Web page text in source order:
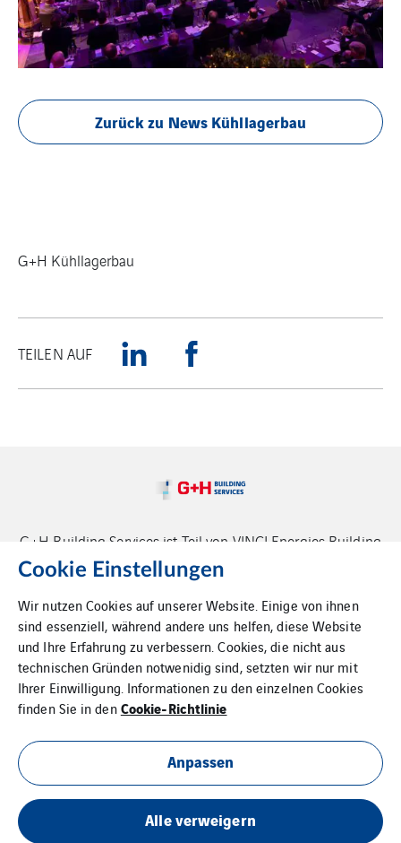
Zurück zu News Kühllagerbau
G+H Kühllagerbau
TEILEN AUF
G+H Building Services ist Teil von VINCI Energies Building
Solutions
Kontakt
Datenschutz
Impressum
Cookie Einstellungen
Wir nutzen Cookies auf unserer Website. Einige von ihnen
sind essenziell, während andere uns helfen, diese Website
und Ihre Erfahrung zu verbessern. Cookies, die nicht aus
technischen Gründen notwenidig sind, setzten wir nur mit
Ihrer Einwilligung. Informationen zu den einzelnen Cookies
finden Sie in denCookie-Richtlinie
Anpassen
Alle verweigern